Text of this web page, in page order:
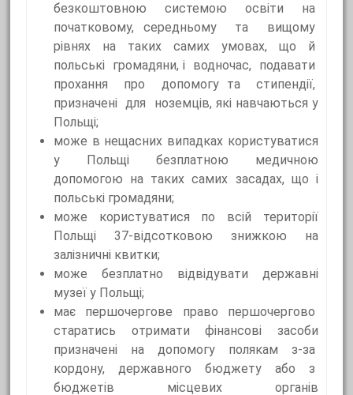
безкоштовною системою освіти на
початковому, середньому та вищому
рівнях на таких самих умовах, що й
польські громадяни, і водночас, подавати
прохання про допомогу та стипендії,
призначені для ноземців, які навчаються у
Польщі;
може в нещасних випадках користуватися
у Польщі безплатною медичною
допомогою на таких самих засадах, що і
польські громадяни;
може користуватися по всій території
Польщі 37-відсотковою знижкою на
залізничні квитки;
може безплатно відвідувати державні
музеї у Польщі;
має першочергове право першочергово
старатись отримати фінансові засоби
призначені на допомогу полякам з-за
кордону, державного бюджету або з
бюджетів місцевих органів